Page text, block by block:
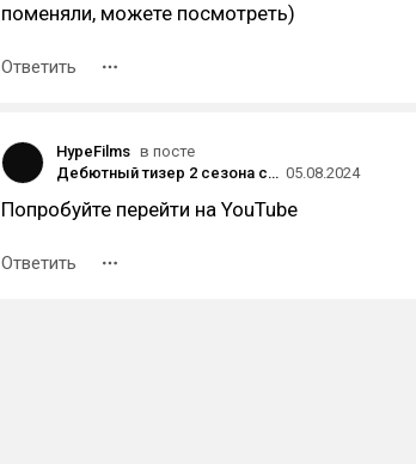
поменяли, можете посмотреть)
Ответить
HypeFilms в посте
Дебютный тизер 2 сезона сериала «Одни из нас» 2025 года 05.08.2024
Попробуйте перейти на YouTube
Ответить